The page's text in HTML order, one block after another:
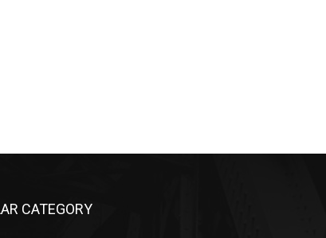
CATEGORY